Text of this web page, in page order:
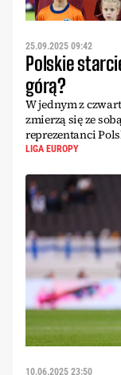
25.09.2025 09:42
Polskie
górą?
W jednym z
zmierzą się ze
reprezentanci
LIGA EUROPY
10.06.2025 23:50